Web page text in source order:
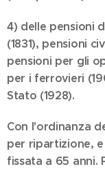
4) delle pensioni
(1831), pensioni
pensioni per gli
per i ferrovieri
Stato (1928).
Con l'ordinanza
per ripartizione,
fissata a 65 anni.